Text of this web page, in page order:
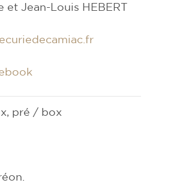
et Jean-Louis HEBERT
pré / box